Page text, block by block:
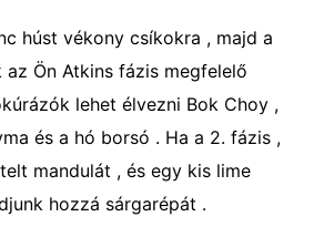
húst vékony csíkokra , majd a
Ön Atkins fázis megfelelő
lehet élvezni Bok Choy ,
és a hó borsó . Ha a 2. fázis ,
mandulát , és egy kis lime
hozzá sárgarépát .